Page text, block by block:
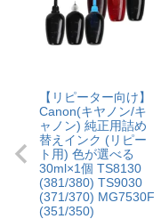
【リピーター向け】
Canon(キヤノン/キ
ャノン) 純正用詰め
替えインク (リピー
ト用) 色が選べる
30ml×1個 TS8130
(381/380) TS9030
(371/370) MG7530F
(351/350)